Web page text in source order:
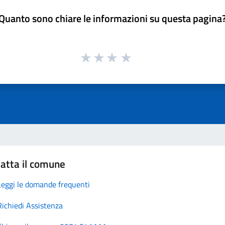
sono chiare le informazioni su questa
il comune
le domande frequenti
Assistenza